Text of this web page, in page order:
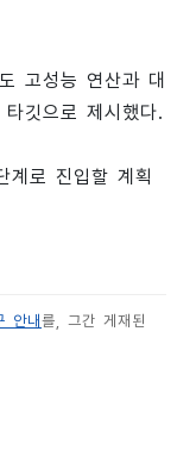
고성능 연산과 대
깃으로 제시했다.
로 진입할 계획
안내 를, 그간 게재된